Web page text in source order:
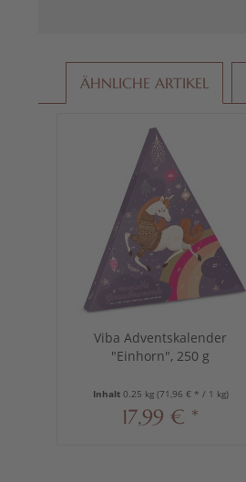
ÄHNLICHE ARTIKEL
Viba Adventskalender
"Einhorn", 250 g
Inhalt 0.25 kg (71,96 € * / 1 kg)
17,99 € *